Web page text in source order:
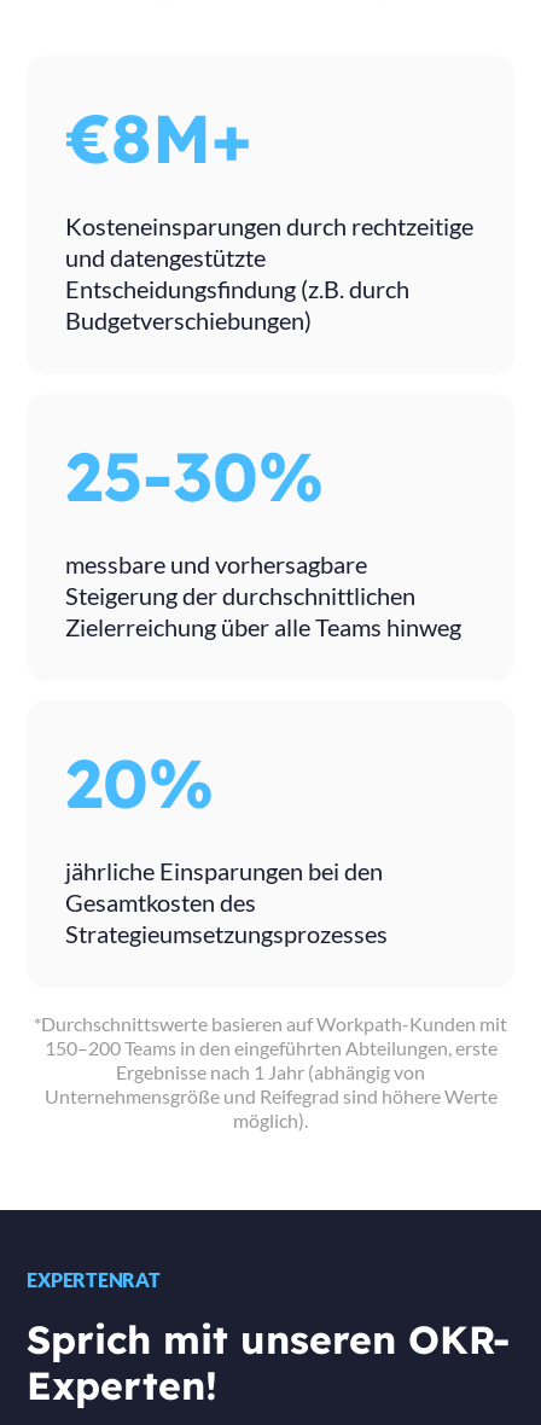
€8M+
Kosteneinsparungen durch rechtzeitige
und datengestützte
Entscheidungsfindung (z.B. durch
Budgetverschiebungen)
25-30%
messbare und vorhersagbare
Steigerung der durchschnittlichen
Zielerreichung über alle Teams hinweg
20%
jährliche Einsparungen bei den
Gesamtkosten des
Strategieumsetzungsprozesses
*Durchschnittswerte basieren auf Workpath-Kunden mit
150–200 Teams in den eingeführten Abteilungen, erste
Ergebnisse nach 1 Jahr (abhängig von
Unternehmensgröße und Reifegrad sind höhere Werte
möglich).
EXPERTENRAT
Sprich mit unseren OKR-
Experten!